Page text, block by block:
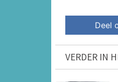
Deel
VERDER IN